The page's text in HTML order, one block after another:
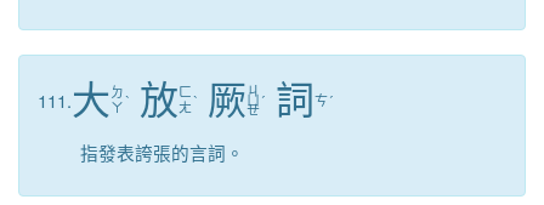
111.大 ㄉ
ㄚˋ 放 ㄈ
ㄤˋ 厥 ㄐ
ㄩ
ㄝ
ˊ 詞 ㄘˊ
指發表誇張的言詞。